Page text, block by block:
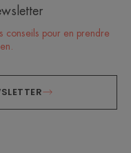
conseils pour en prendre